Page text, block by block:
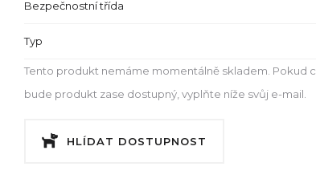
Bezpečnostní třída
Typ
Tento produkt nemáme momentálně skladem. Pokud
bude produkt zase dostupný, vyplňte níže svůj e-mail.
HLÍDAT DOSTUPNOST